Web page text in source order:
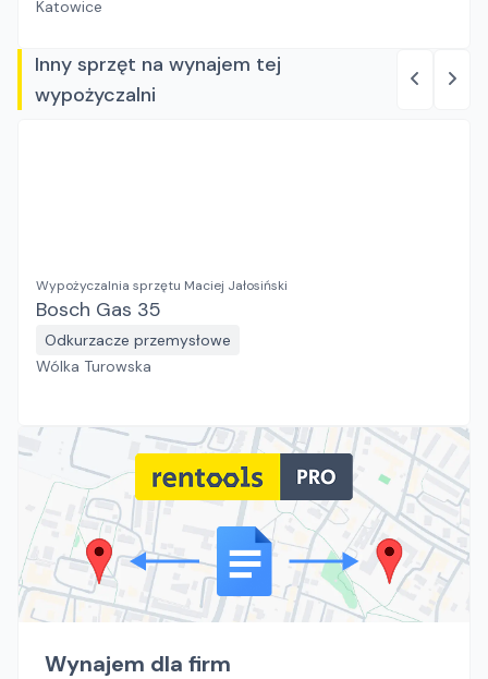
Katowice
Inny sprzęt na wynajem tej
wypożyczalni
Wypożyczalnia sprzętu Maciej Jałosiński
Bosch Gas 35
Odkurzacze przemysłowe
Wólka Turowska
Wynajem dla firm